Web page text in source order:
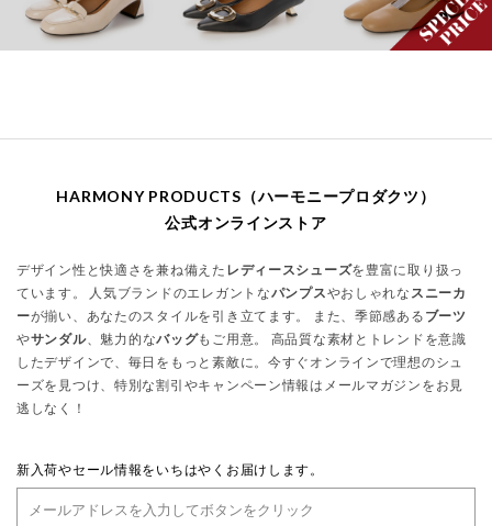
HARMONY PRODUCTS（ハーモニープロダクツ）
公式オンラインストア
デザイン性と快適さを兼ね備えた レディースシューズを豊富に取り扱っ
ています。 人気ブランドのエレガントなパンプスやおしゃれな スニーカ
ーが揃い、あなたのスタイルを引き立てます。 また、季節感ある ブーツ
やサンダル、魅力的なバッグもご用意。 高品質な素材とトレンドを意識
したデザインで、毎日をもっと素敵に。今すぐオンラインで理想のシュ
ーズを見つけ、特別な割引やキャンペーン情報はメールマガジンをお見
逃しなく！
新入荷やセール情報をいちはやくお届けします。